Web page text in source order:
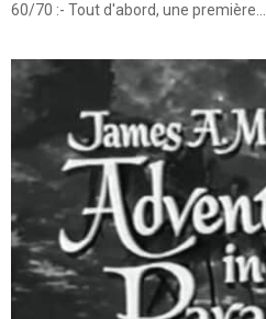
60/70 :- Tout d'abord, une première...